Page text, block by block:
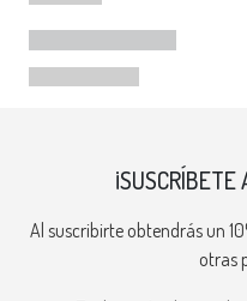
Al suscribirte obtendrás un
otras